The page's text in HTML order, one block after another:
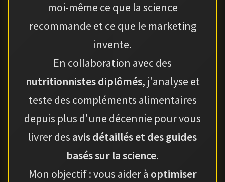
moi-même ce que la science
recommande et ce que le marketing
invente.
En collaboration avec des
nutritionnistes diplômés, j'analyse et
teste des compléments alimentaires
depuis plus d'une décennie pour vous
livrer des avis détaillés et des guides
basés sur la science.
Mon objectif : vous aider à optimiser